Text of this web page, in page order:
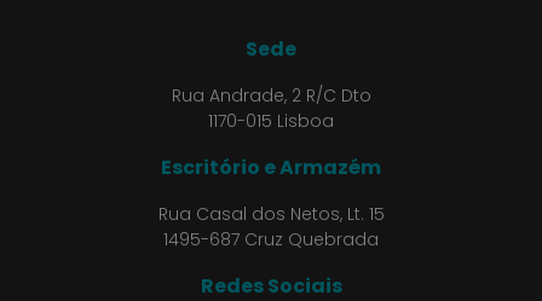
Sede
Rua Andrade, 2 R/C Dto
1170-015 Lisboa
Escritório e Armazém
Rua Casal dos Netos, Lt. 15
1495-687 Cruz Quebrada
Redes Sociais